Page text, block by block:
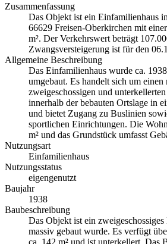
Zusammenfassung
Das Objekt ist ein Einfamilienhaus
66629 Freisen-Oberkirchen mit
m². Der Verkehrswert beträgt
Zwangsversteigerung ist für den
Allgemeine Beschreibung
Das Einfamilienhaus wurde ca.
umgebaut. Es handelt sich um einen
zweigeschossigen und
innerhalb der bebauten Ortslage in
und bietet Zugang zu Buslinien
sportlichen Einrichtungen. Die
m² und das Grundstück umfasst
Nutzungsart
Einfamilienhaus
Nutzungsstatus
eigengenutzt
Baujahr
1938
Baubeschreibung
Das Objekt ist ein
massiv gebaut wurde. Es verfügt
ca. 142 m² und ist unterkellert. Das